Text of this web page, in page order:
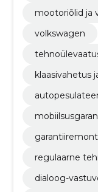
mootoriõlid ja
volkswagen
klaasivahetus
garantiiremont
regulaarne
dialoog-